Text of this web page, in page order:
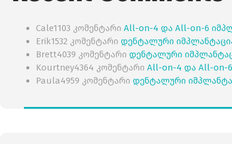
Cale1103 კომენტარი All-on-4 და All-on-6
Erik1532 კომენტარი დენტალური
Brett4039 კომენტარი დენტალური
Kourtney4364 კომენტარი All-on-4 და All-on-
Paula4959 კომენტარი დენტალური